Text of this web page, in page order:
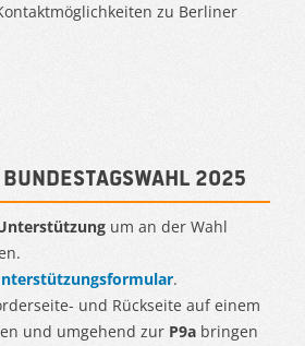
zu Berliner
2025
um an der Wahl
.
und Rückseite auf einem
und umgehend zur P9a bringen